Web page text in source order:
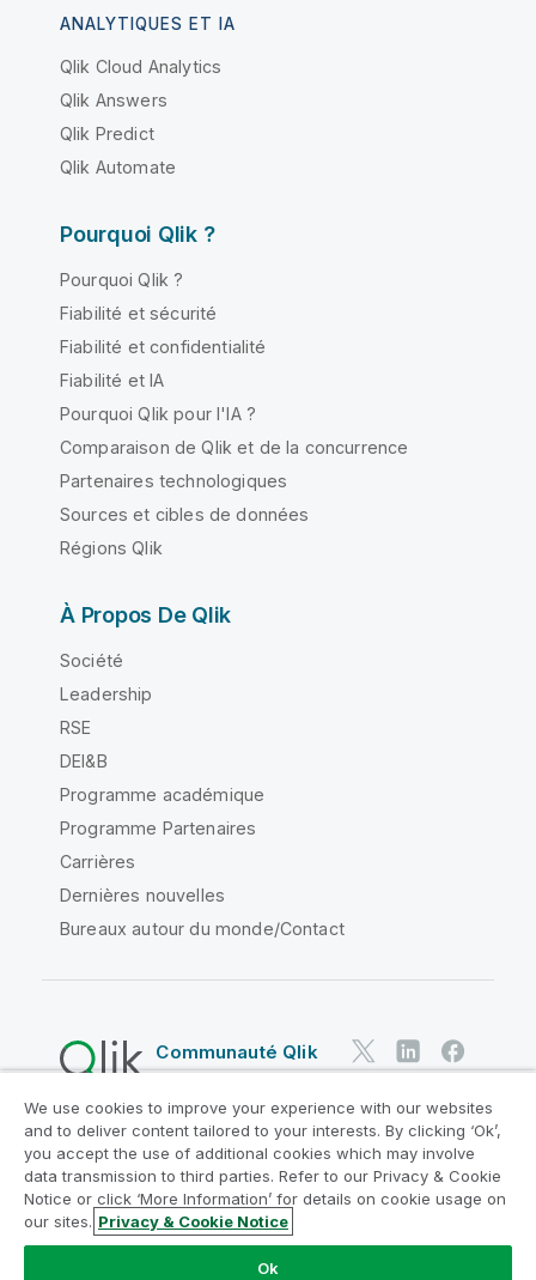
ANALYTIQUES ET IA
Qlik Cloud Analytics
Qlik Answers
Qlik Predict
Qlik Automate
Pourquoi Qlik ?
Pourquoi Qlik ?
Fiabilité et sécurité
Fiabilité et confidentialité
Fiabilité et IA
Pourquoi Qlik pour l'IA ?
Comparaison de Qlik et de la concurrence
Partenaires technologiques
Sources et cibles de données
Régions Qlik
À Propos De Qlik
Société
Leadership
RSE
DEI&B
Programme académique
Programme Partenaires
Carrières
Dernières nouvelles
Bureaux autour du monde/Contact
Communauté Qlik
Contrats juridiques
Conditions d'utilisation des produits
Legal Policies
Conditions légales
Conditions d'utilisation
Marques
Do Not Share My Info
We use cookies to improve your experience with our websites
and to deliver content tailored to your interests. By clicking ‘Ok’,
you accept the use of additional cookies which may involve
data transmission to third parties. Refer to our Privacy & Cookie
Notice or click ‘More Information’ for details on cookie usage on
our sites. Privacy & Cookie Notice
Ok